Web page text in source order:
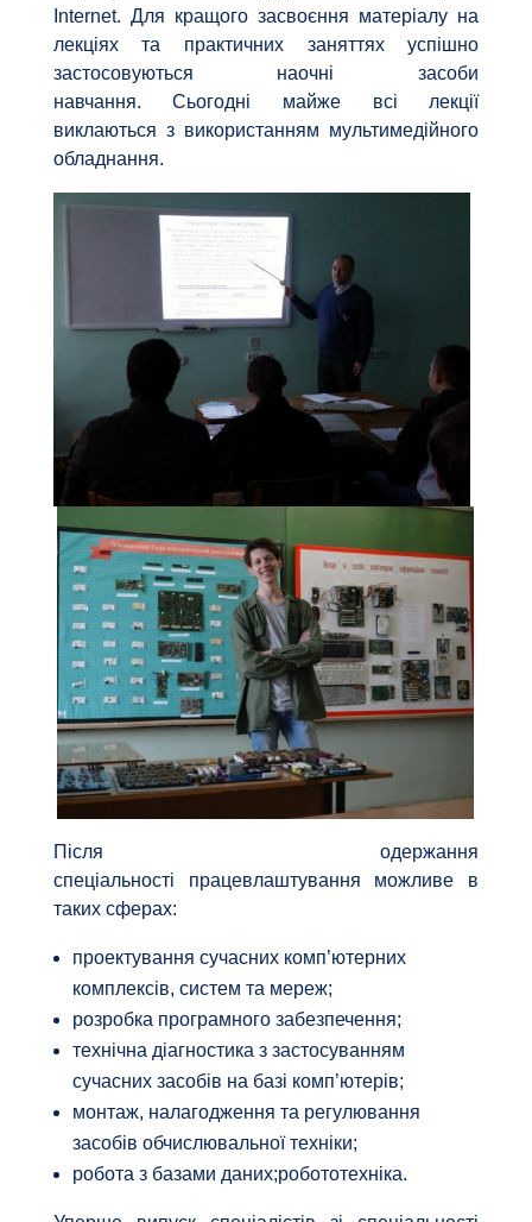
Internet. Для кращого засвоєння матеріалу на
лекціях та практичних заняттях успішно
застосовуються наочні засоби
навчання. Сьогодні майже всі лекції
виклаються з використанням мультимедійного
обладнання.
Після одержання
спеціальності працевлаштування можливе в
таких сферах:
проектування сучасних комп’ютерних
комплексів, систем та мереж;
розробка програмного забезпечення;
технічна діагностика з застосуванням
сучасних засобів на базі комп’ютерів;
монтаж, налагодження та регулювання
засобів обчислювальної техніки;
робота з базами даних;робототехніка.